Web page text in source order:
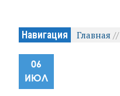
Навигация Главная //
06
ИЮЛ